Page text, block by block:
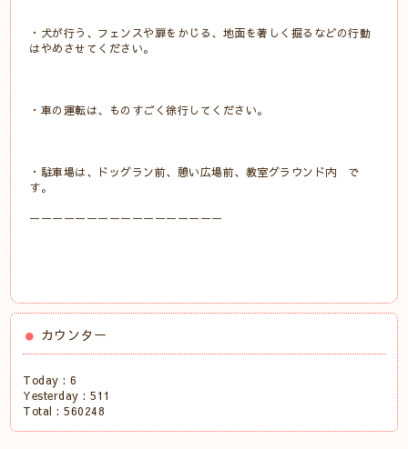
・犬が行う、フェンスや扉をかじる、地面を著しく掘るなどの行動
はやめさせてください。
・車の運転は、ものすごく徐行してください。
・駐車場は、ドッグラン前、憩い広場前、教室グラウンド内 で
す。
ーーーーーーーーーーーーーーーーー
カウンター
Today :6
Yesterday :511
Total :560248